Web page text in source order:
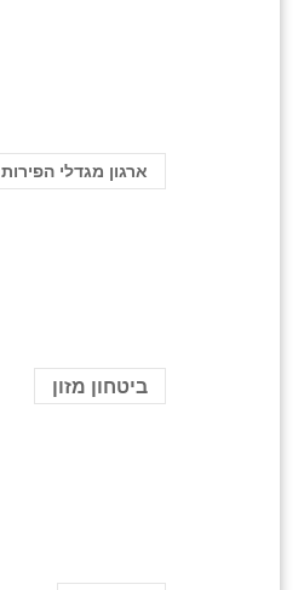
ארגון מגדלי הפירות
ביטחון מזון